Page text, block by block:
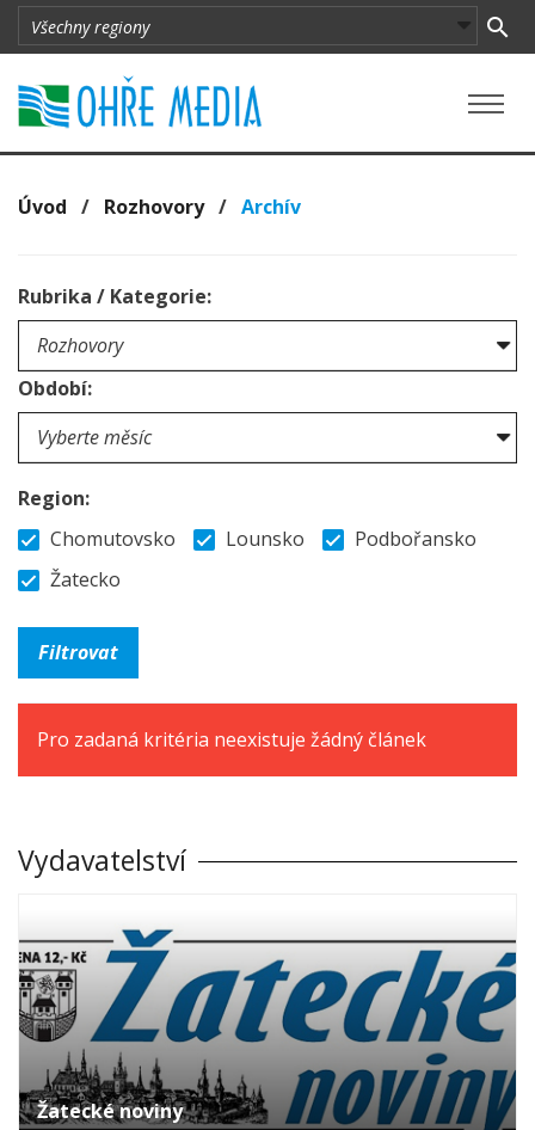
Úvod / Rozhovory/ Archív
Rubrika / Kategorie:
Období:
Region:
Chomutovsko
Lounsko
Podbořansko
Žatecko
Pro zadaná kritéria neexistuje žádný článek
Vydavatelství
Žatecké noviny